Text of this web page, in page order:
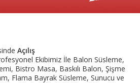
Açılış
Ekibimiz İle Balon Süsleme,
Bistro Masa, Baskılı Balon, Şişme
Flama Bayrak Süsleme, Sunucu ve